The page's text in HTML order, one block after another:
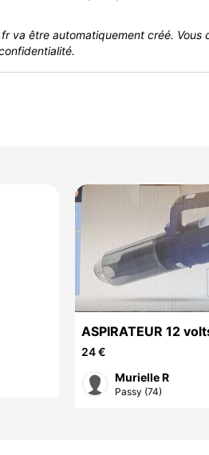
va être automatiquement créé.
ASPIRATEUR 12
watt neuf
24 €
Murielle R
Passy (74)